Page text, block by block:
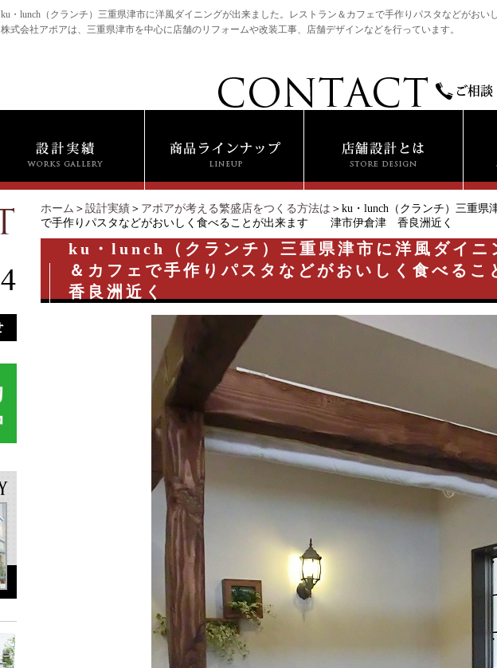
ku・lunch（クランチ）三重県津市に洋風ダイニングが出来ました。レストラン＆カフェで手作りパスタなどが
株式会社アポアは、三重県津市を中心に店舗のリフォームや改装工事、店舗デザインなどを行っています。
ホーム ＞ 設計実績 ＞ アポアが考える繁盛店をつくる方法は ＞ku・lunch（クランチ）三重
で手作りパスタなどがおいしく食べることが出来ます 津市伊倉津 香良洲近く
ku・lunch（クランチ）三重県津市に洋風ダイニ
＆カフェで手作りパスタなどがおいしく食べ
香良洲近く